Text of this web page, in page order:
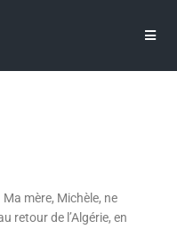
mère, Michèle, ne
retour de l’Algérie, en